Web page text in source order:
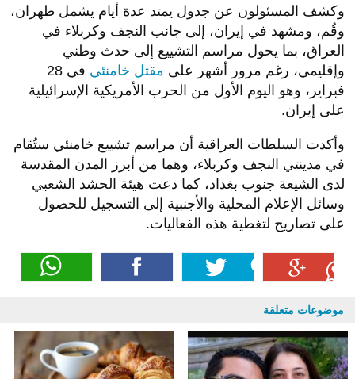
وكشف المسئولون عن جدول يمتد عدة أيام يشمل طهران،
وقُم، ومشهد في إيران، إلى جانب النجف وكربلاء في
العراق، بما يحول مراسم التشييع إلى حدث وطني
وإقليمي، رغم مرور أشهر على مقتل خامنئي
في 28
فبراير، وهو اليوم الأول من الحرب الأمريكية الإسرائيلية
على إيران.
وأكدت السلطات العراقية أن مراسم تشييع خامنئي ستُقام
في مدينتي النجف وكربلاء، وهما من أبرز المدن المقدسة
لدى الشيعة جنوب بغداد، كما دعت هيئة الحشد الشعبي
وسائل الإعلام المحلية والأجنبية إلى التسجيل للحصول
على تصاريح لتغطية هذه الفعاليات.
موضوعات متعلقة